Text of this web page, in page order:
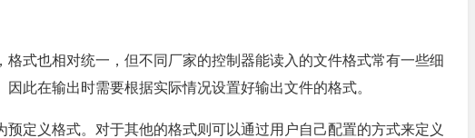
式也相对统一，但不同厂家的控制器能读入的文件格式常有一些细
此在输出时需要根据实际情况设置好输出文件的格式。
定义格式。对于其他的格式则可以通过用户自己配置的方式来定义